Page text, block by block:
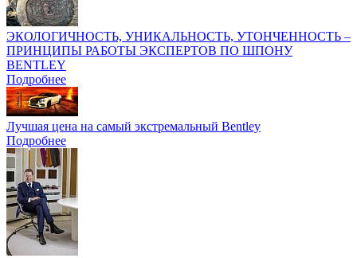
ЭКОЛОГИЧНОСТЬ, УНИКАЛЬНОСТЬ, УТОНЧЕННОСТЬ –
ПРИНЦИПЫ РАБОТЫ ЭКСПЕРТОВ ПО ШПОНУ
BENTLEY
Подробнее
Лучшая цена на самый экстремальный Bentley
Подробнее